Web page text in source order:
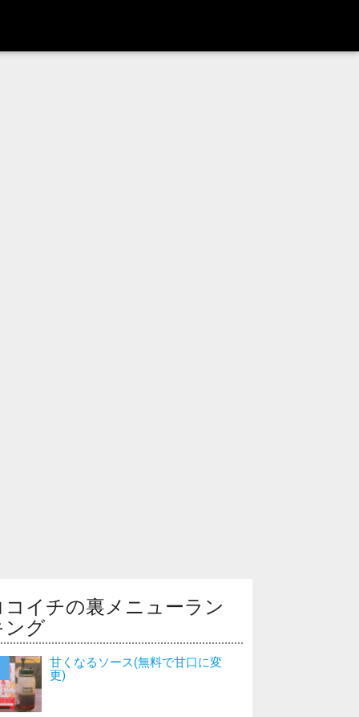
コイチの裏メニューラン
ング
甘くなるソース(無料で甘口に変
更)